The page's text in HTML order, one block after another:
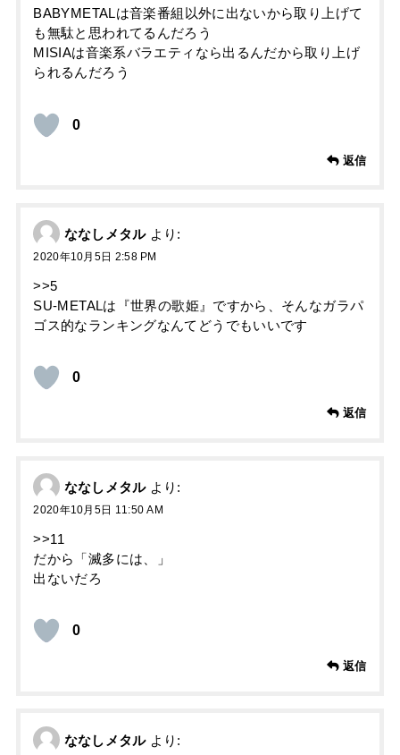
BABYMETALは音楽番組以外に出ないから取り上げて
も無駄と思われてるんだろう
MISIAは音楽系バラエティなら出るんだから取り上げ
られるんだろう
0
返信
ななしメタル より:
2020年10月5日 2:58 PM
>>5
SU-METALは『世界の歌姫』ですから、そんなガラパ
ゴス的なランキングなんてどうでもいいです
0
返信
ななしメタル より:
2020年10月5日 11:50 AM
>>11
だから「滅多には、」
出ないだろ
0
返信
ななしメタル より: